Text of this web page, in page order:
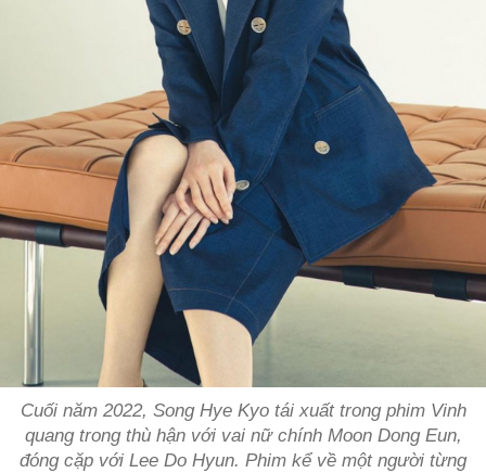
Cuối năm 2022, Song Hye Kyo tái xuất trong phim Vinh
quang trong thù hận với vai nữ chính Moon Dong Eun,
đóng cặp với Lee Do Hyun. Phim kể về một người từng